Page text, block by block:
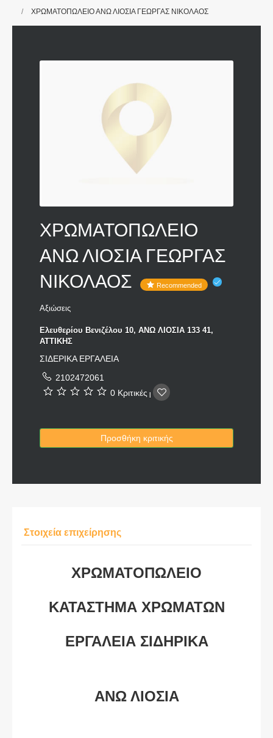
ΧΡΩΜΑΤΟΠΩΛΕΙΟ ΑΝΩ ΛΙΟΣΙΑ ΓΕΩΡΓΑΣ ΝΙΚΟΛΑΟΣ
ΧΡΩΜΑΤΟΠΩΛΕΙΟ
ΑΝΩ ΛΙΟΣΙΑ ΓΕΩΡΓΑΣ
ΝΙΚΟΛΑΟΣ
Recommended
Αξιώσεις
Ελευθερίου Βενιζέλου 10, ΑΝΩ ΛΙΟΣΙΑ 133 41,
ΑΤΤΙΚΗΣ
ΣΙΔΕΡΙΚΑ ΕΡΓΑΛΕΙΑ
2102472061
0 Κριτικές |
Προσθήκη κριτικής
Στοιχεία επιχείρησης
ΧΡΩΜΑΤΟΠΩΛΕΙΟ
ΚΑΤΑΣΤΗΜΑ ΧΡΩΜΑΤΩΝ
ΕΡΓΑΛΕΙΑ ΣΙΔΗΡΙΚΑ
ΑΝΩ ΛΙΟΣΙΑ